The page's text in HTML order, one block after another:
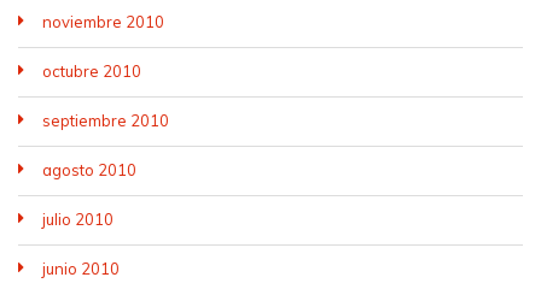
noviembre 2010
octubre 2010
septiembre 2010
agosto 2010
julio 2010
junio 2010